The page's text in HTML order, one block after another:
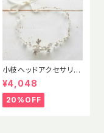
小枝ヘッドアクセサリー
【ホワイトリボン付き・ラ
インストーン・ナチュラ
ルウエデイング】おしゃ
れ花嫁
¥4,048
20%OFF